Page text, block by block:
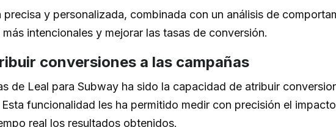
precisa y personalizada, combinada con un análisis de
intencionales y mejorar las tasas de conversión.
conversiones a las campañas
de Leal para Subway ha sido la capacidad de atribuir
funcionalidad les ha permitido medir con precisión el
real los resultados obtenidos.